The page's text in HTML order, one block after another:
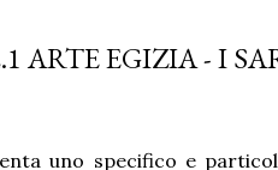
ARTE EGIZIA - I
uno specifico e